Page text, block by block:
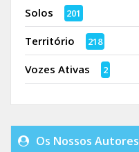
Solos 201
Território 218
Vozes Ativas 2
Os Nossos Autores